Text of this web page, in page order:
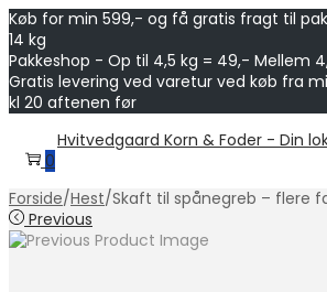
Køb for min 599,- og få gratis fragt til
14 kg
Pakkeshop - Op til 4,5 kg = 49,- Mellem
Gratis levering ved varetur ved køb fra
kl 20 aftenen før
to
to
Hvitvedgaard Korn & Foder - Din
0
Forside/Hest/Skaft til spånegreb – flere
Previous